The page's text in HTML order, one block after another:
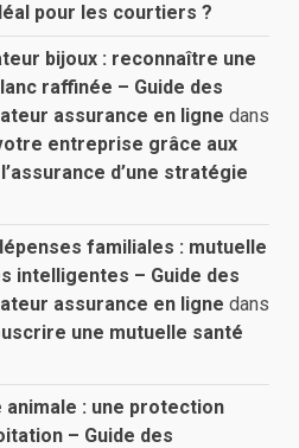
pour les courtiers ?
bijoux : reconnaître une
raffinée – Guide des
assurance en ligne dans
entreprise grâce aux
d’une stratégie
familiales : mutuelle
intelligentes – Guide des
assurance en ligne dans
une mutuelle santé
: une protection
– Guide des